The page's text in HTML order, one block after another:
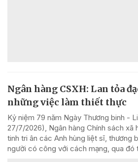
Ngân hàng CSXH: Lan tỏa
những việc làm thiết thực
Kỷ niệm 79 năm Ngày Thương binh -
27/7/2026), Ngân hàng Chính sách
tinh tri ân các Anh hùng liệt sĩ, thương
người có công với cách mạng, qua đó